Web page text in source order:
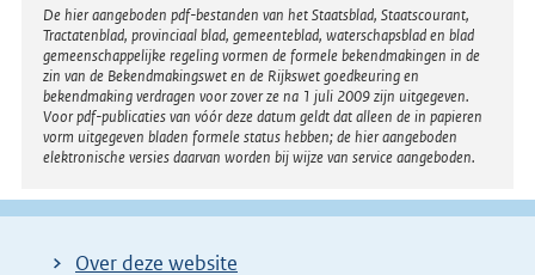
Disclaimer
De hier aangeboden pdf-bestanden van het Staatsblad, Staatscourant,
Tractatenblad, provinciaal blad, gemeenteblad, waterschapsblad en blad
gemeenschappelijke regeling vormen de formele bekendmakingen in de
zin van de Bekendmakingswet en de Rijkswet goedkeuring en
bekendmaking verdragen voor zover ze na 1 juli 2009 zijn uitgegeven.
Voor pdf-publicaties van vóór deze datum geldt dat alleen de in papieren
vorm uitgegeven bladen formele status hebben; de hier aangeboden
elektronische versies daarvan worden bij wijze van service aangeboden.
Over deze website